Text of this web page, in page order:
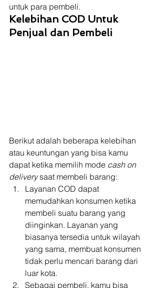
untuk para pembeli.
Kelebihan COD Untuk
Penjual dan Pembeli
Berikut adalah beberapa kelebihan
atau keuntungan yang bisa kamu
dapat ketika memilih mode cash on
delivery saat membeli barang:
Layanan COD dapat
memudahkan konsumen ketika
membeli suatu barang yang
diinginkan. Layanan yang
biasanya tersedia untuk wilayah
yang sama, membuat konsumen
tidak perlu mencari barang dari
luar kota.
Sebagai pembeli, kamu bisa